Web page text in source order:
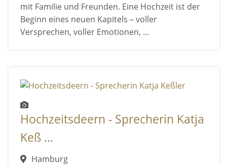
mit Familie und Freunden. Eine Hochzeit ist der
Beginn eines neuen Kapitels – voller
Versprechen, voller Emotionen, ...
Hochzeitsdeern - Sprecherin Katja
Keß ...
Hamburg